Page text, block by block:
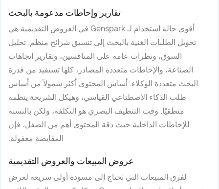
تقارير وإحاطات مدعومة بالبحث
أقوى حالة استخدام لـ Genspark في العروض التقديمية هي
تحويل الطلبات الغنية بالبحث إلى تنسيق شرائح منظم. تحليل
السوق، ونظرات عامة على المنافسين، وتقارير اتجاهات
الصناعة، والإحاطات متعددة المصادر، كلها تستفيد من قدرة
البحث متعددة الوكلاء. أساس المحتوى أكثر شمولاً من أساس
طلب الذكاء الاصطناعي القياسي، وهيكل الشريحة ينظمه
منطقيًا. وقت التنظيف البصري هو التكلفة، ولكن بالنسبة
للإحاطات الداخلية حيث دقة المحتوى أهم من الصقل، فإن
المقايضة معقولة.
عروض المبيعات والعروض التقديمية
لفرق المبيعات التي تحتاج إلى مسودة أولى سريعة لعرض